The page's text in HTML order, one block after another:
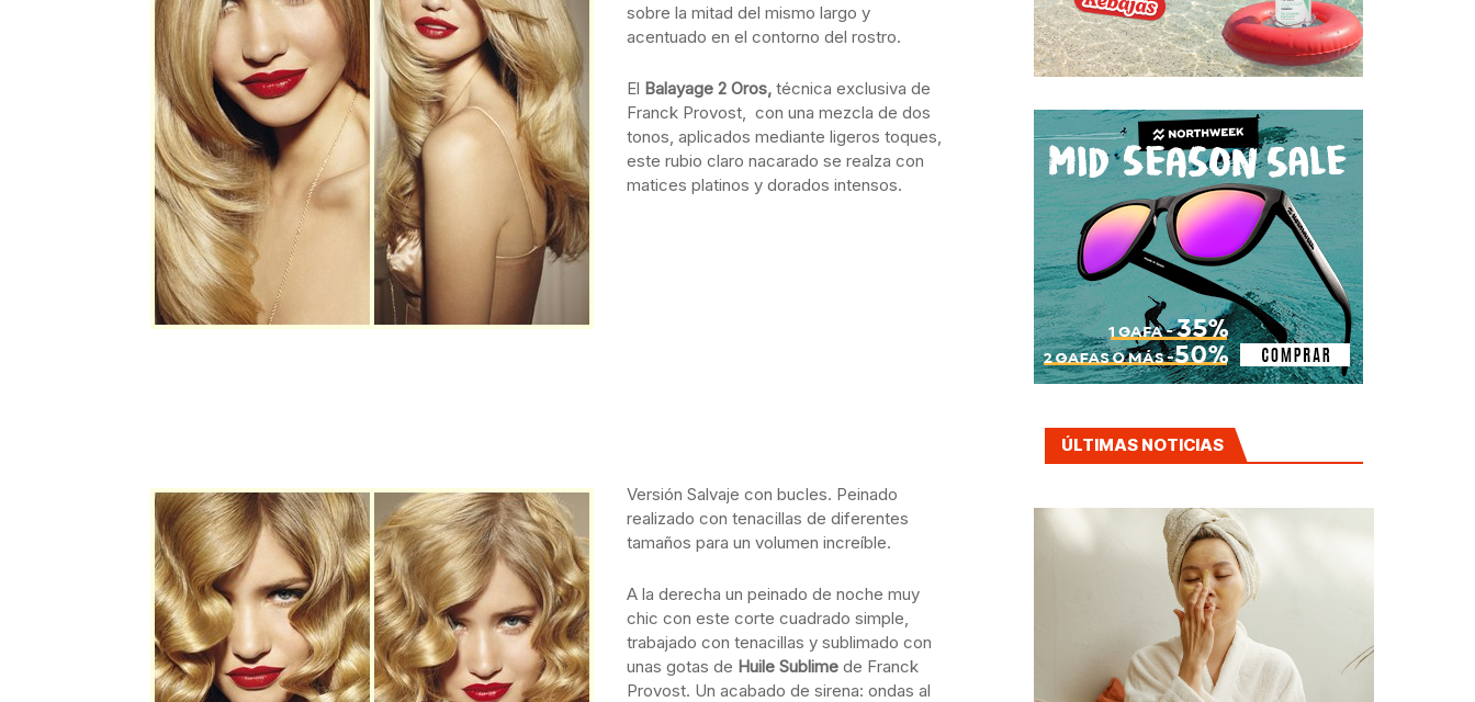
sobre la mitad del mismo largo y
acentuado en el contorno del rostro.
El Balayage 2 Oros, técnica exclusiva de
Franck Provost, con una mezcla de dos
tonos, aplicados mediante ligeros toques,
este rubio claro nacarado se realza con
matices platinos y dorados intensos.
Versión Salvaje con bucles. Peinado
realizado con tenacillas de diferentes
tamaños para un volumen increíble.
A la derecha un peinado de noche muy
chic con este corte cuadrado simple,
trabajado con tenacillas y sublimado con
unas gotas de Huile Sublime de Franck
Provost. Un acabado de sirena: ondas al
ÚLTIMAS NOTICIAS